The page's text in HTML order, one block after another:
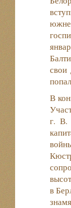
свои
В
г. В.
в